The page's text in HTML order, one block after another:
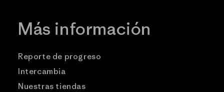
Más información
Reporte de progreso
Intercambia
Nuestras tiendas